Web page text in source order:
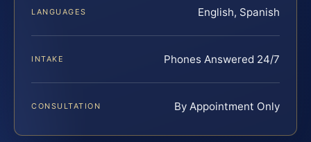
LANGUAGES English, Spanish
INTAKE Phones Answered 24/7
CONSULTATION By Appointment Only